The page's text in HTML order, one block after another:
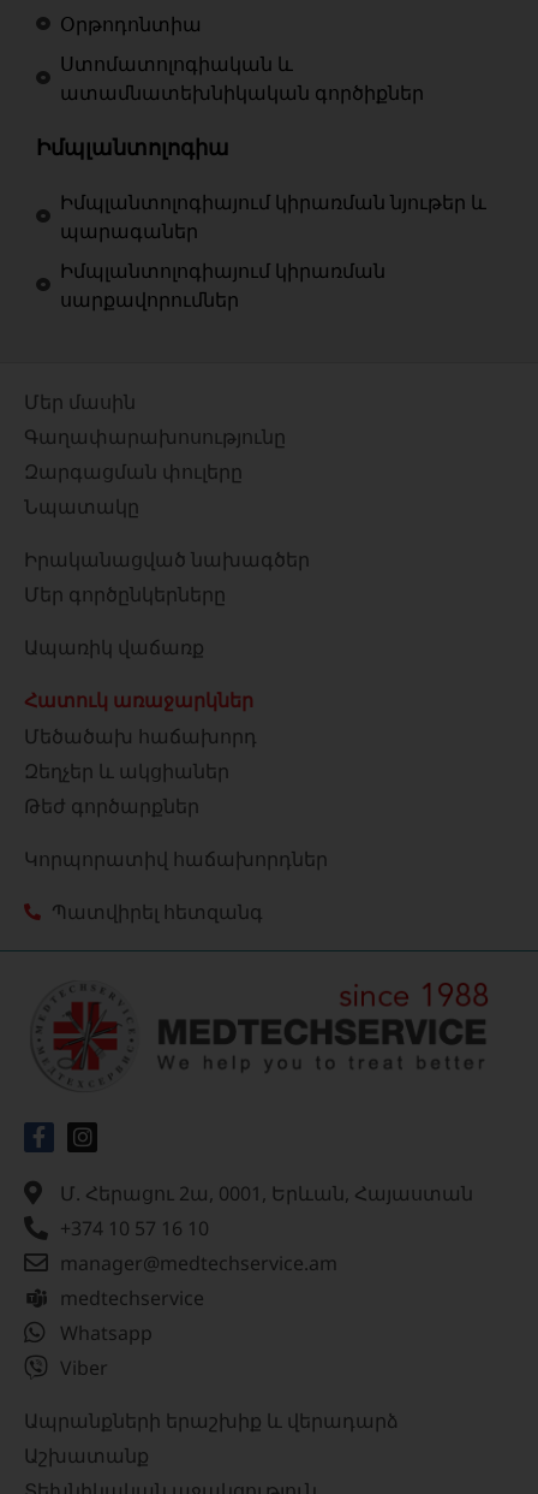
Օրթոդոնտիա
Ստոմատոլոգիական և
ատամնատեխնիկական գործիքներ
Իմպլանտոլոգիա
Իմպլանտոլոգիայում կիրառման նյութեր և
պարագաներ
Իմպլանտոլոգիայում կիրառման
սարքավորումներ
Մեր մասին
Գաղափարախոսությունը
Զարգացման փուլերը
Նպատակը
Իրականացված նախագծեր
Մեր գործընկերները
Ապառիկ վաճառք
Հատուկ առաջարկներ
Մեծածախ հաճախորդ
Զեղչեր և ակցիաներ
Թեժ գործարքներ
Կորպորատիվ հաճախորդներ
Պատվիրել հետզանգ
Մ. Հերացու 2ա, 0001, Երևան, Հայաստան
+374 10 57 16 10
manager@medtechservice.am
medtechservice
Whatsapp
Viber
Ապրանքների երաշխիք և վերադարձ
Աշխատանք